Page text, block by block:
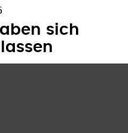
sich